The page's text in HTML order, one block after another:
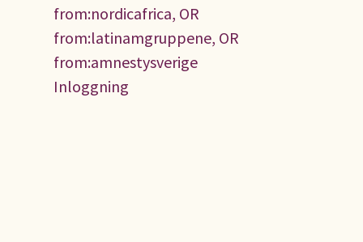
from:nordicafrica, OR
from:latinamgruppene, OR
from:amnestysverige
Inloggning